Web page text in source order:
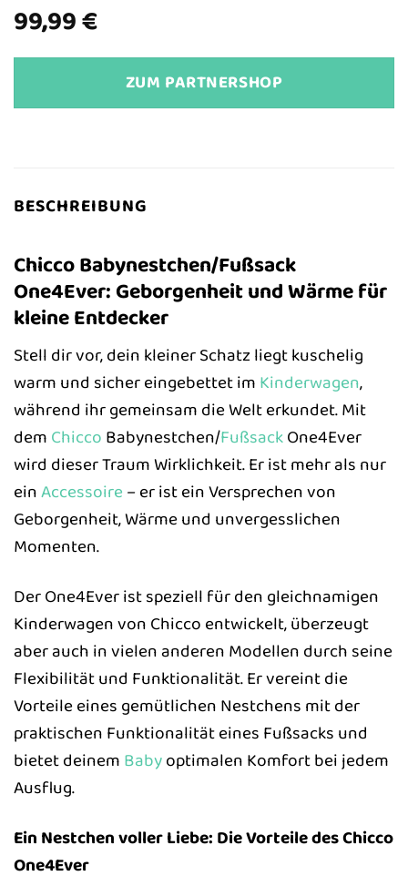
99,99€
ZUM PARTNERSHOP
BESCHREIBUNG
Chicco Babynestchen/Fußsack
One4Ever: Geborgenheit und Wärme für
kleine Entdecker
Stell dir vor, dein kleiner Schatz liegt kuschelig
warm und sicher eingebettet im Kinderwagen,
während ihr gemeinsam die Welt erkundet. Mit
dem Chicco Babynestchen/FußsackOne4Ever
wird dieser Traum Wirklichkeit. Er ist mehr als nur
einAccessoire – er ist ein Versprechen von
Geborgenheit, Wärme und unvergesslichen
Momenten.
Der One4Ever ist speziell für den gleichnamigen
Kinderwagen von Chicco entwickelt, überzeugt
aber auch in vielen anderen Modellen durch seine
Flexibilität und Funktionalität. Er vereint die
Vorteile eines gemütlichen Nestchens mit der
praktischen Funktionalität eines Fußsacks und
bietet deinem Babyoptimalen Komfort bei jedem
Ausflug.
Ein Nestchen voller Liebe: Die Vorteile des Chicco
One4Ever